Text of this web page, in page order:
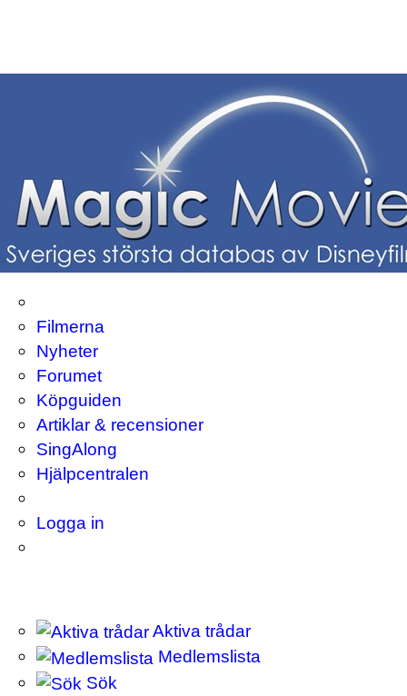
Filmerna
Nyheter
Forumet
Köpguiden
Artiklar & recensioner
SingAlong
Hjälpcentralen
Logga in
Aktiva trådar
Medlemslista
Sök